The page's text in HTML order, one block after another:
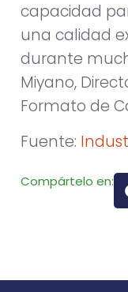
capacidad
una calidad
durante
Miyano,
Formato de
Fuente:
Compártelo en: